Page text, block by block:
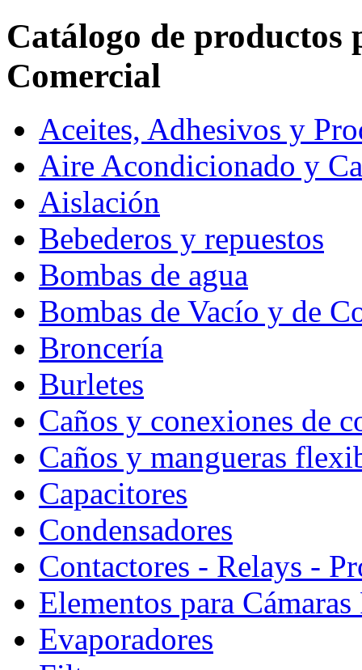
Catálogo de
Comercial
Aceites, Adhesivos y
Aire Acondicionado y
Aislación
Bebederos y repuestos
Bombas de agua
Bombas de Vacío y de
Broncería
Burletes
Caños y conexiones de
Caños y mangueras
Capacitores
Condensadores
Contactores - Relays -
Elementos para
Evaporadores